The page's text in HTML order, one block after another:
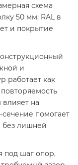
схема
50 мм; RAL в
и покрытие
и
работает как
на
помогает
без лишней
под шаг опор,